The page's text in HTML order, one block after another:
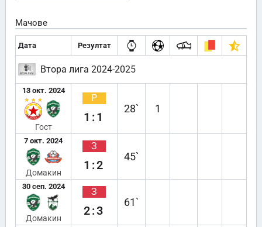
Мачове
Дата Резултат
Втора лига 2024-2025
13 окт. 2024
Гост
Р
1:1
28` 1
7 окт. 2024
Домакин
З
1:2
45`
30 сеп. 2024
Домакин
З
2:3
61`